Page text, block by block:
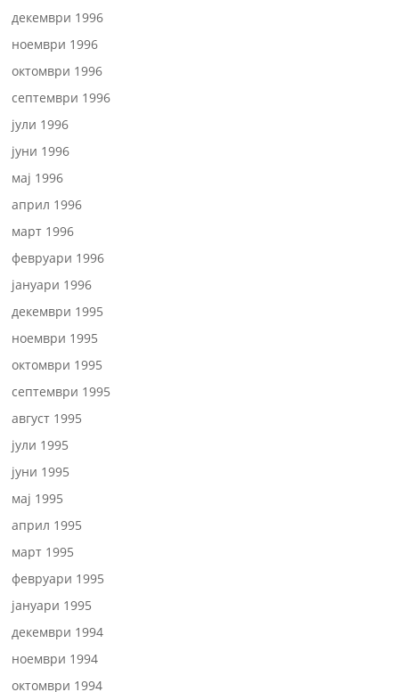
декември 1996
ноември 1996
октомври 1996
септември 1996
јули 1996
јуни 1996
мај 1996
април 1996
март 1996
февруари 1996
јануари 1996
декември 1995
ноември 1995
октомври 1995
септември 1995
август 1995
јули 1995
јуни 1995
мај 1995
април 1995
март 1995
февруари 1995
јануари 1995
декември 1994
ноември 1994
октомври 1994